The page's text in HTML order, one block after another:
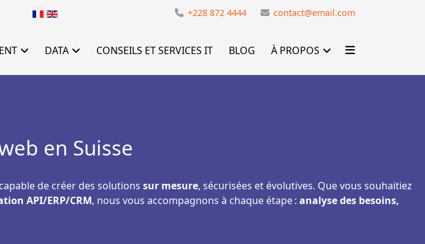
Sélectionnez votre langue +228 872 4444 contact@email.com
DATA CONSEILS ET SERVICES IT BLOG À PROPOS
en Suisse
capable de créer des solutions sur mesure, sécurisées et évolutives. Que vous souhaitiez
API/ERP/CRM, nous vous accompagnons à chaque étape : analyse des besoins,